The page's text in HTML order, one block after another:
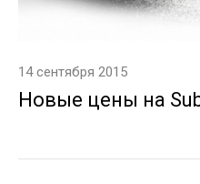
14 сентября 2015
Новые цены на